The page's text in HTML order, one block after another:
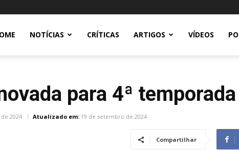
NOTÍCIAS CRÍTICAS ARTIGOS VÍDEOS
para 4ª
2024 Atualizado em: 19 de setembro de 2024
Compartilhar